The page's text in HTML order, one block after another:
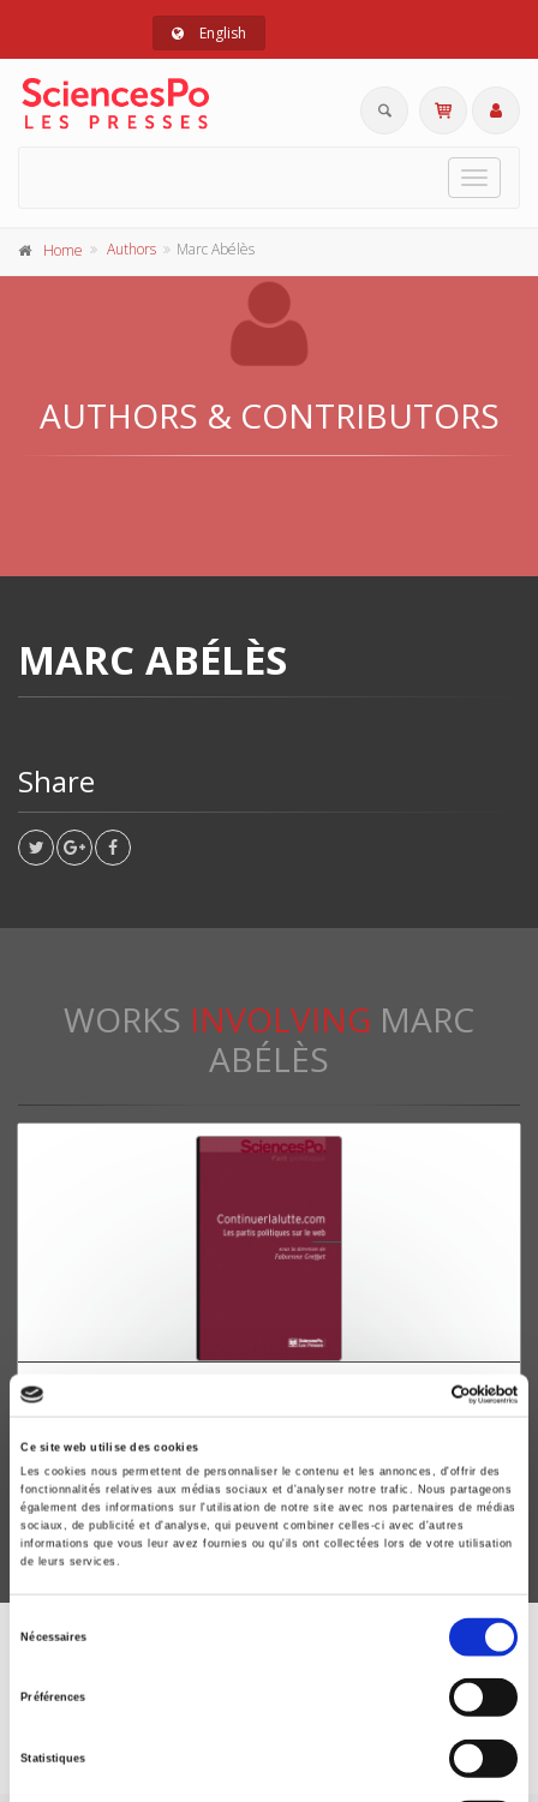
Ce site web utilise des cookies
Les cookies nous permettent de personnaliser le contenu et les annonces, d'offrir des
fonctionnalités relatives aux médias sociaux et d'analyser notre trafic. Nous partageons
également des informations sur l'utilisation de notre site avec nos partenaires de médias
sociaux, de publicité et d'analyse, qui peuvent combiner celles-ci avec d'autres
informations que vous leur avez fournies ou qu'ils ont collectées lors de votre utilisation
de leurs services.
Nécessaires
Préférences
Statistiques
English
Toggle
Home Authors Marc Abélès
AUTHORS & CONTRIBUTORS
MARC ABÉLÈS
Share
WORKS INVOLVING MARC
ABÉLÈS
Continuerlalutte.com
Fabienne Greffet